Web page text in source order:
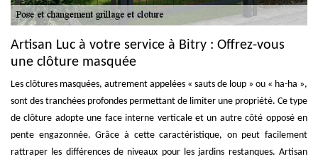
Artisan Luc à votre service à Bitry : Offrez-vous
une clôture masquée
Les clôtures masquées, autrement appelées « sauts de loup » ou « ha-ha »,
sont des tranchées profondes permettant de limiter une propriété. Ce type
de clôture adopte une face interne verticale et un autre côté opposé en
pente engazonnée. Grâce à cette caractéristique, on peut facilement
rattraper les différences de niveaux pour les jardins restanques. Artisan